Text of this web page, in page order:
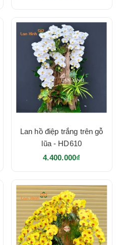
Lan hồ điệp trắng trên gỗ
lũa - HD610
4.400.000₫